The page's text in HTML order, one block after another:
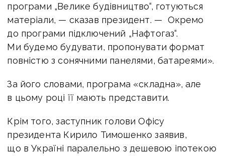
програми „Велике будівництво“, готуються
матеріали, — сказав президент. — Окремо
до програми підключений „Нафтогаз“.
Ми будемо будувати, пропонувати формат
повністю з сонячними панелями, батареями».
За його словами, програма «складна», але
в цьому році її мають представити.
Крім того, заступник голови Офісу
президента Кирило Тимошенко заявив,
що в Україні паралельно з дешевою іпотекою